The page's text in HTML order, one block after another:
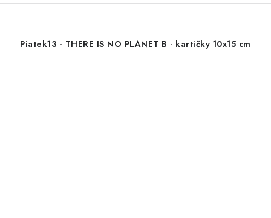
Piatek13 - THERE IS NO PLANET B - kartičky 10x15 cm